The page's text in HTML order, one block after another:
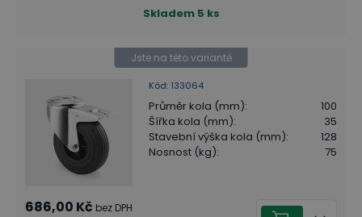
Skladem 5 ks
Kód: 133064
Jste na této variantě
Průměr kola (mm):
100
Šířka kola (mm):
35
Stavební výška kola (mm):
128
Nosnost (kg): 75
686,00 Kč bez DPH